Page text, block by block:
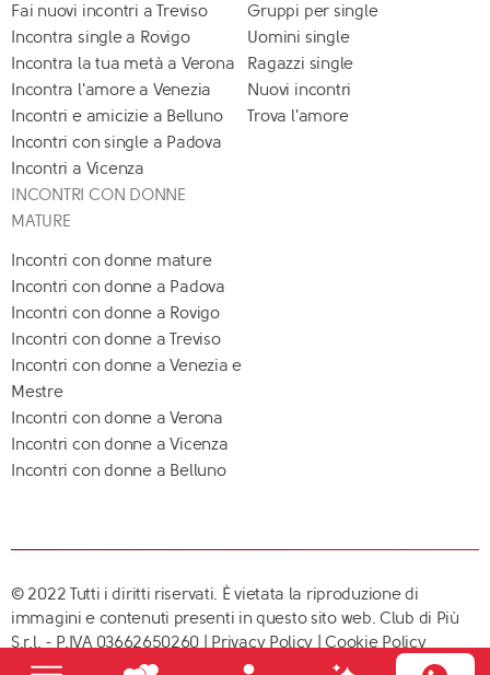
Fai nuovi incontri a Treviso
Incontra single a Rovigo
Incontra la tua metà a Verona
Incontra l'amore a Venezia
Incontri e amicizie a Belluno
Incontri con single a Padova
Incontri a Vicenza
Gruppi per single
Uomini single
Ragazzi single
Nuovi incontri
Trova l'amore
INCONTRI CON DONNE
MATURE
Incontri con donne mature
Incontri con donne a Padova
Incontri con donne a Rovigo
Incontri con donne a Treviso
Incontri con donne a Venezia e
Mestre
Incontri con donne a Verona
Incontri con donne a Vicenza
Incontri con donne a Belluno
© 2022 Tutti i diritti riservati. È vietata la riproduzione di
immagini e contenuti presenti in questo sito web. Club di Più
S.r.l. - P.IVA 03662650260 | Privacy Policy |Cookie Policy